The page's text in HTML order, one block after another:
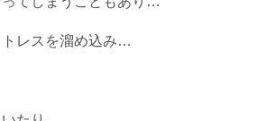
レスを溜め込み…